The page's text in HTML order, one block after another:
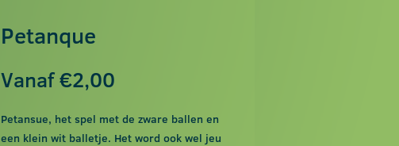
Petanque
Vanaf€2,00
Petansue, het spel met de zware ballen en
een klein wit balletje. Het word ook wel jeu